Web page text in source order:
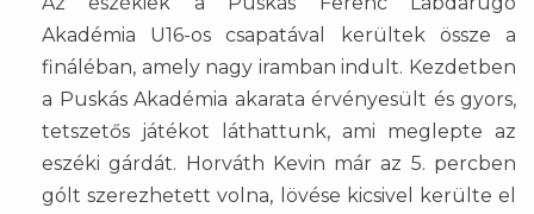
Akadémia U16-os csapatával kerültek össze a
fináléban, amely nagy iramban indult. Kezdetben
a Puskás Akadémia akarata érvényesült és gyors,
tetszetős játékot láthattunk, ami meglepte az
eszéki gárdát. Horváth Kevin már az 5. percben
gólt szerezhetett volna, lövése kicsivel kerülte el